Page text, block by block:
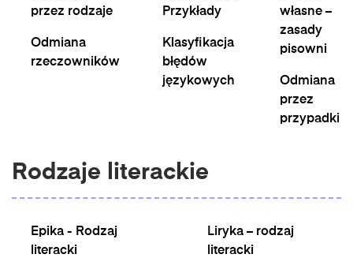
przez rodzaje
Odmiana
rzeczowników
Przykłady
Klasyfikacja
błędów
językowych
własne –
zasady
pisowni
Odmiana
przez
przypadki
Rodzaje literackie
Epika - Rodzaj
literacki
Liryka – rodzaj
literacki